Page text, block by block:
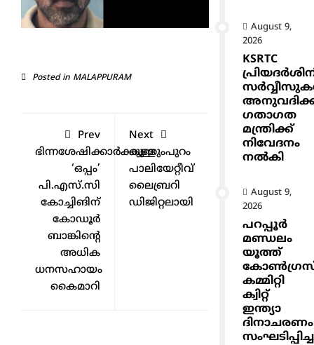
Posted in MALAPPURAM
Prev
ഭിന്നശേഷിക്കാർക്കുള്ള
‘ഒപ്പം’
പി.എസ്‌.സി
കോച്ചിങിന്
കോഡൂർ
ബാങ്കിന്റെ
അധിക
ധനസഹായം
കൈമാറി
Next
കുന്നുംപുറം
പാലിയേറ്റീവ്
ലൈബ്രറി
ഡിജിറ്റലായി
August 9,
2026
KSRTC
ഗതാഗത
മന്ത്രിക്ക്
നിവേദനം
നൽകി
August 9,
2026
പറപ്പൂർ
മണ്ഡലം
യൂത്ത്
കമ്മിറ്റി
ക്വിറ്റ്
ഇന്ത്യാ
ദിനാചരണം